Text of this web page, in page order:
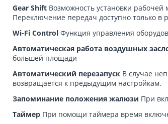
Gear Shift Возможность установки
Переключение передач доступно только в
Wi-Fi Control Функция управления
Автоматическая работа воздушных
большей площади
Автоматический перезапуск В случае
возвращается к предыдущим настройкам.
Запоминание положения жалюзи При
Таймер При помощи таймера время